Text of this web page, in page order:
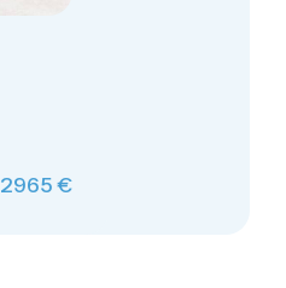
2965 €